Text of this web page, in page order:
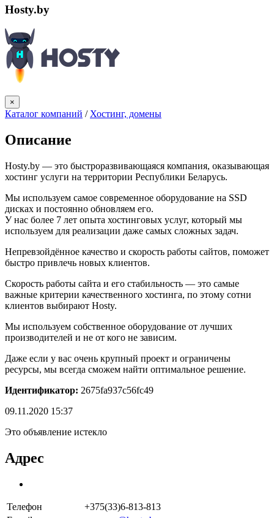
Hosty.by
×
Каталог компаний / Хостинг, домены
Описание
Hosty.by — это быстроразвивающаяся компания, оказывающая
хостинг услуги на территории Республики Беларусь.
Мы используем самое современное оборудование на SSD
дисках и постоянно обновляем его.
У нас более 7 лет опыта хостинговых услуг, который мы
используем для реализации даже самых сложных задач.
Непревзойдённое качество и скорость работы сайтов, поможет
быстро привлечь новых клиентов.
Скорость работы сайта и его стабильность — это самые
важные критерии качественного хостинга, по этому сотни
клиентов выбирают Hosty.
Мы используем собственное оборудование от лучших
производителей и не от кого не зависим.
Даже если у вас очень крупный проект и ограничены
ресурсы, мы всегда сможем найти оптимальное решение.
Идентификатор: 2675fa937c56fc49
09.11.2020 15:37
Это объявление истекло
Адрес
Телефон
+375(33)6-813-813